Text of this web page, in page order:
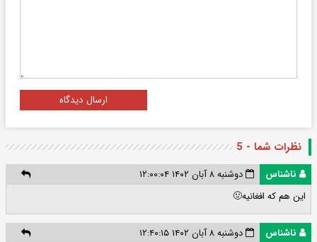
ارسال دیدگاه
نظرات شما - 5
ناشناس
دوشنبه ۸ آبان ۱۴۰۲ ۱۲:۰۰:۰۴
این هم که افغانیه🤢
ناشناس
دوشنبه ۸ آبان ۱۴۰۲ ۱۲:۴۰:۱۵